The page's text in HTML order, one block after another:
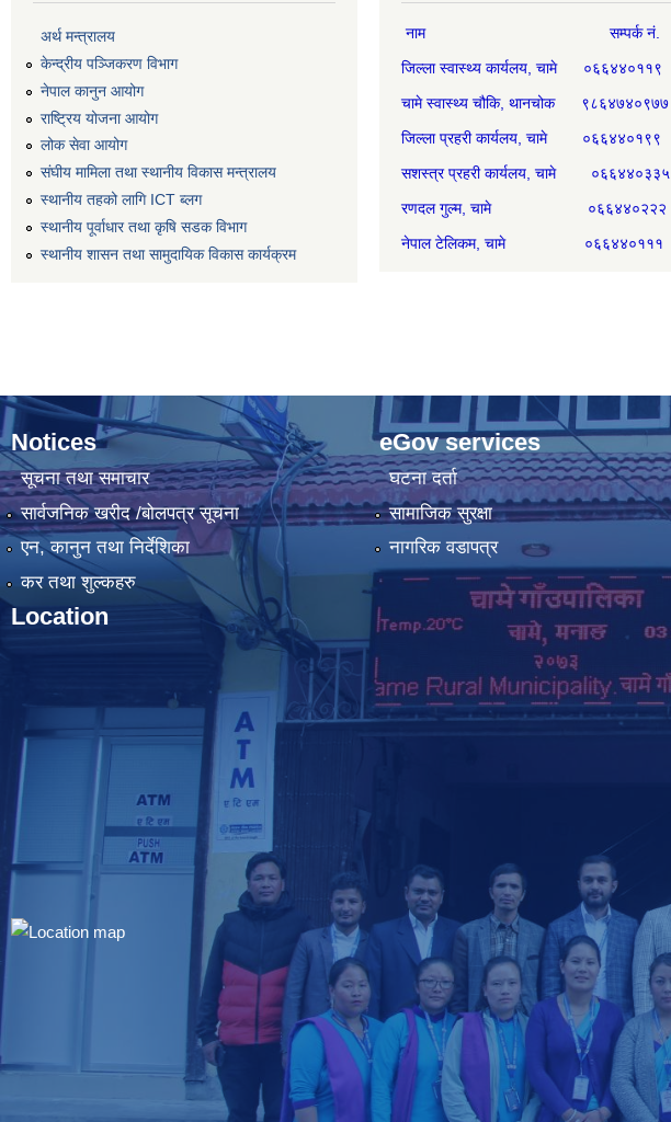
अर्थ मन्त्रालय
केन्द्रीय पञ्जिकरण विभाग
नेपाल कानुन आयोग
राष्ट्रिय योजना आयोग
लोक सेवा आयोग
संघीय मामिला तथा स्थानीय विकास मन्त्रालय
स्थानीय तहको लागि ICT ब्लग
स्थानीय पूर्वाधार तथा कृषि सडक विभाग
स्थानीय शासन तथा सामुदायिक विकास कार्यक्रम
नाम सम्पर्क नं.
जिल्ला स्वास्थ्य कार्यलय, चामे ०६६४४०११९
चामे स्वास्थ्य चौकि, थानचोक ९८६४७४०९७७
जिल्ला प्रहरी कार्यलय, चामे ०६६४४०१९९
सशस्त्र प्रहरी कार्यलय, चामे ०६६४४०३३५
रणदल गुल्म, चामे ०६६४४०२२२
नेपाल टेलिकम, चामे ०६६४४०१११
Notices
सूचना तथा समाचार
सार्वजनिक खरीद /बोलपत्र सूचना
एन, कानुन तथा निर्देशिका
कर तथा शुल्कहरु
Location
eGov services
घटना दर्ता
सामाजिक सुरक्षा
नागरिक वडापत्र